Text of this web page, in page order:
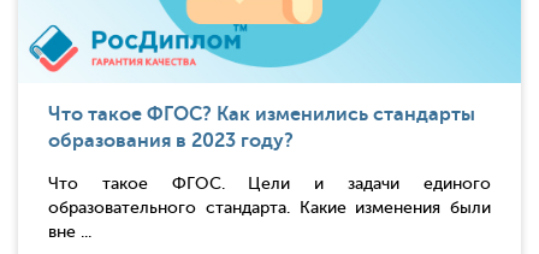
Что такое ФГОС? Как изменились стандарты
образования в 2023 году?
Что такое ФГОС. Цели и задачи единого
образовательного стандарта. Какие изменения были
вне ...